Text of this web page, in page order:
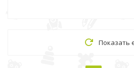
Показать